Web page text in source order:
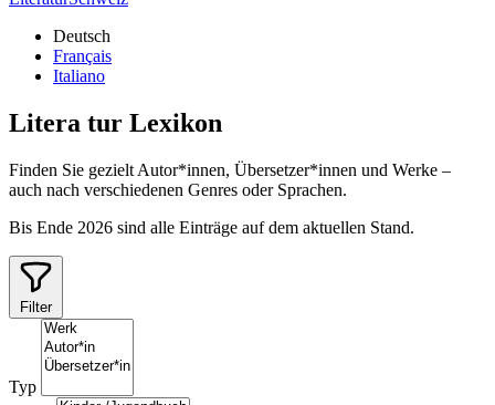
Deutsch
Français
Italiano
Litera tur Lexikon
Finden Sie gezielt Autor*innen, Übersetzer*innen und Werke –
auch nach verschiedenen Genres oder Sprachen.
Bis Ende 2026 sind alle Einträge auf dem aktuellen Stand.
Filter
Typ